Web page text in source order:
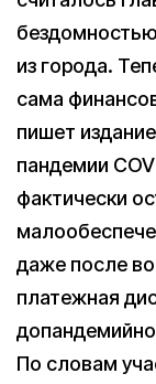
из города.
сама
пишет
пандемии
фактически
даже после
платежная
По словам